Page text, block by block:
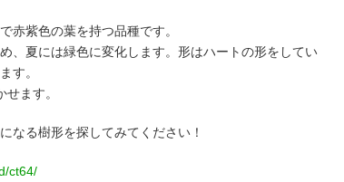
赤紫色の葉を持つ品種です。
、夏には緑色に変化します。形はハートの形をしてい
す。
ます。
なる樹形を探してみてください！
ct64/